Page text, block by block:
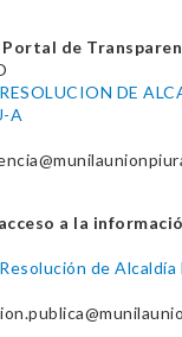
Portal de
RESOLUCION DE
A
a la
Resolución de Alcaldía